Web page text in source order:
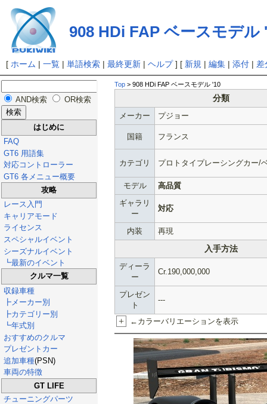
908 HDi FAP ベースモデル
[ ホーム | 一覧| 単語検索| 最終更新| ヘルプ] [ 新規 | 編集| 添付| 差
AND検索 OR検索
はじめに
FAQ
GT6 用語集
対応コントローラー
GT6 各メニュー概要
攻略
レース入門
キャリアモード
ライセンス
スペシャルイベント
シーズナルイベント
┗最新のイベント
クルマ一覧
収録車種
┣メーカー別
┣カテゴリー別
┗年式別
おすすめのクルマ
プレゼントカー
追加車種(PSN)
車両の特徴
GT LIFE
チューニングパーツ
Top > 908 HDi FAP ベースモデル '10
分類
メーカー プジョー
国籍 フランス
カテゴリ プロトタイプレーシングカー/
モデル
高品質
ギャラリ
ー
対応
内装 再現
入手方法
ディーラ
ー
Cr.190,000,000
プレゼン
ト
---
+ ←カラーバリエーションを表示